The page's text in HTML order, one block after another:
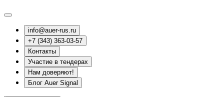
info@auer-rus.ru
+7 (343) 363-03-57
Контакты
Участие в тендерах
Нам доверяют!
Блог Auer Signal